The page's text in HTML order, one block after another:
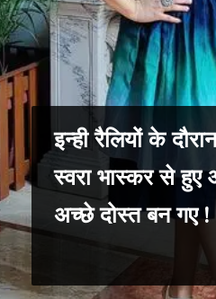
इन्ही रैलियों के
स्वरा भास्कर से हुए
अच्छे दोस्त बन गए !